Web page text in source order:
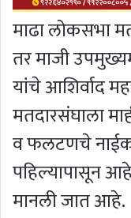
माढा लोकसभा
तर माजी
यांचे आशिर्वाद
मतदारसंघाला
व फलटणचे
पहिल्यापासून
मानली जात आहे.